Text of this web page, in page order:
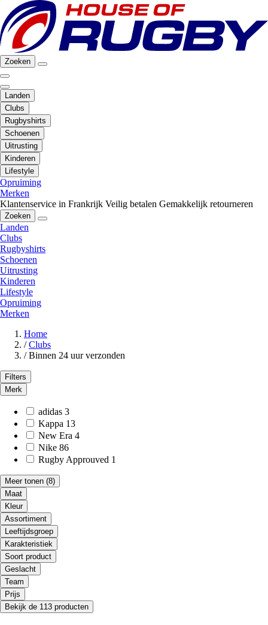
Zoeken
Landen
Clubs
Rugbyshirts
Schoenen
Uitrusting
Kinderen
Lifestyle
Opruiming
Merken
Klantenservice in Frankrijk Veilig betalen Gemakkelijk retourneren
Zoeken
Landen
Clubs
Rugbyshirts
Schoenen
Uitrusting
Kinderen
Lifestyle
Opruiming
Merken
Home
/ Clubs
/ Binnen 24 uur verzonden
Filters
Merk
adidas 3
Kappa 13
New Era 4
Nike 86
Rugby Approuved 1
Meer tonen (8)
Maat
Kleur
Assortiment
Leeftijdsgroep
Karakteristiek
Soort product
Geslacht
Team
Prijs
Bekijk de 113 producten